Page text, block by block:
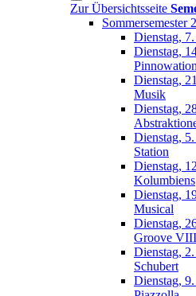
Zur Übersichtsseite
Sommersemester
Dienstag,
Dienstag,
Pinnowation
Dienstag,
Musik
Dienstag,
Dienstag,
Station
Dienstag,
Kolumbiens
Dienstag,
Musical
Dienstag,
Groove
Dienstag,
Schubert
Dienstag,